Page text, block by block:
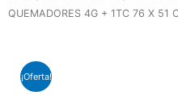
QUEMADORES 4G + 1TC 76 X 51
¡Oferta!